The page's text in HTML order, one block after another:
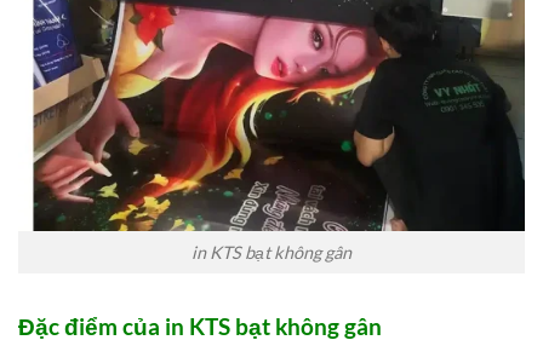
in KTS bạt không gân
Đặc điểm của in KTS bạt không gân